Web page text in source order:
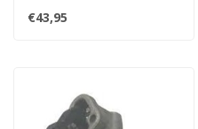
Rochester
€43,95